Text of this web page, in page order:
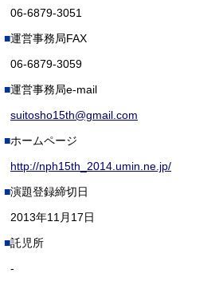
06-6879-3051
運営事務局FAX
06-6879-3059
運営事務局e-mail
suitosho15th@gmail.com
ホームページ
http://nph15th_2014.umin.ne.jp/
演題登録締切日
2013年11月17日
託児所
-